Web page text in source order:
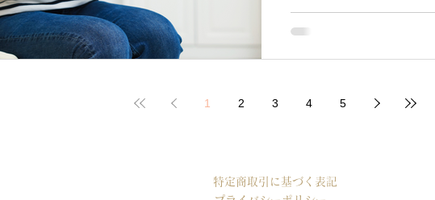
1 2 3 4 5
特定商取引に基づく表記